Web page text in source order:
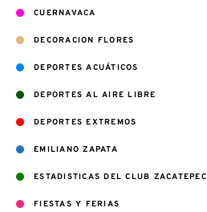
CUERNAVACA
DECORACION FLORES
DEPORTES ACUÁTICOS
DEPORTES AL AIRE LIBRE
DEPORTES EXTREMOS
EMILIANO ZAPATA
ESTADISTICAS DEL CLUB ZACATEPEC
FIESTAS Y FERIAS